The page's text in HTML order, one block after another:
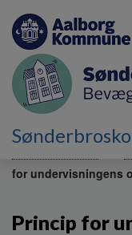
for undervisningens
Princip for